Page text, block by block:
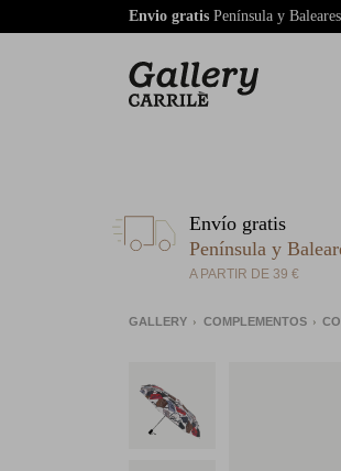
Envio gratis Península y
Envío gratis
Península y
A PARTIR DE 39 €
GALLERY COMPLEMENTOS